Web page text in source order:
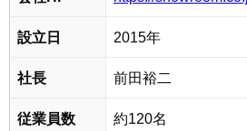
設立日 2015年
社長 前田裕二
従業員数 約120名